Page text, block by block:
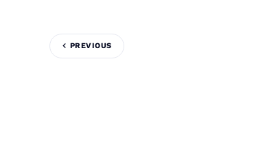
PREVIOUS